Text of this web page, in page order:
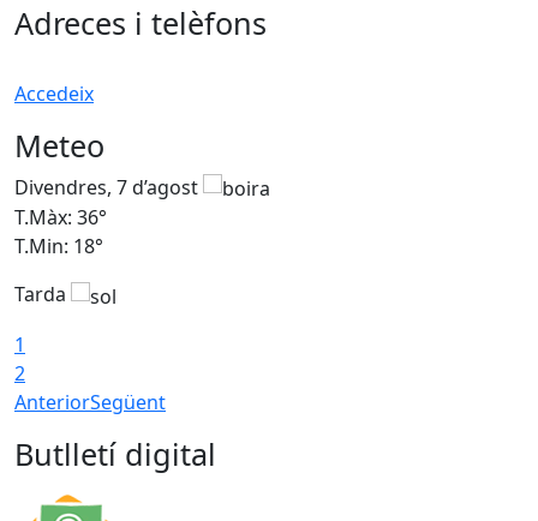
Adreces i telèfons
Accedeix
Meteo
Divendres, 7 d’agost
T.Màx: 36°
T.Min: 18°
Tarda
1
2
AnteriorSegüent
Butlletí digital